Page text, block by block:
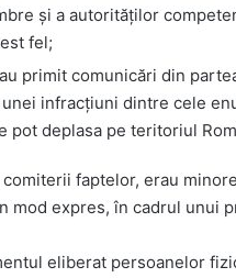
și a autorităților
fel;
primit comunicări din
infracțiuni dintre cele
pot deplasa pe teritoriul
faptelor, erau
mod expres, în cadrul unui
eliberat persoanelor